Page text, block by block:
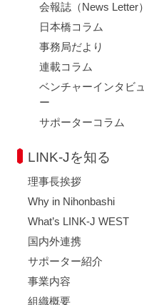
会報誌（News Letter）
日本橋コラム
事務局だより
連載コラム
ベンチャーインタビュ
ー
サポーターコラム
LINK-Jを知る
理事長挨拶
Why in Nihonbashi
What’s LINK-J WEST
国内外連携
サポーター紹介
事業内容
組織概要